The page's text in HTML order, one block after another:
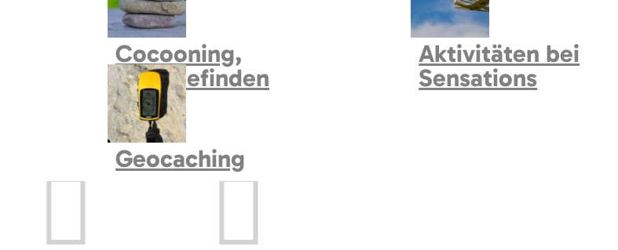
Cocooning,
Wohlbefinden
Aktivitäten bei
Sensations
Geocaching